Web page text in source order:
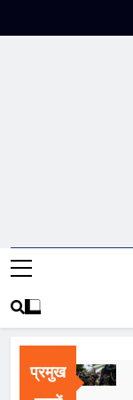
प्रमुख